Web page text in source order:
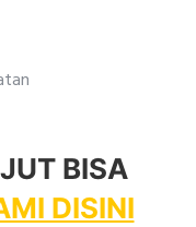
BISA
DISINI